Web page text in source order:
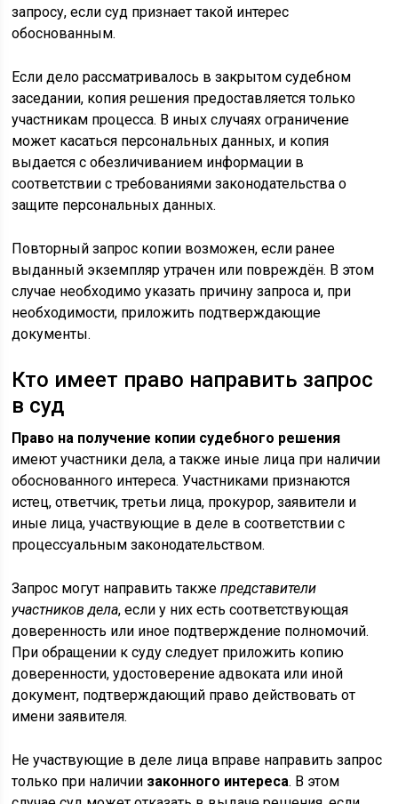
запросу, если суд признает такой интерес
обоснованным.
Если дело рассматривалось в закрытом судебном
заседании, копия решения предоставляется только
участникам процесса. В иных случаях ограничение
может касаться персональных данных, и копия
выдается с обезличиванием информации в
соответствии с требованиями законодательства о
защите персональных данных.
Повторный запрос копии возможен, если ранее
выданный экземпляр утрачен или повреждён. В этом
случае необходимо указать причину запроса и, при
необходимости, приложить подтверждающие
документы.
Кто имеет право направить запрос
в суд
Право на получение копии судебного решения
имеют участники дела, а также иные лица при наличии
обоснованного интереса. Участниками признаются
истец, ответчик, третьи лица, прокурор, заявители и
иные лица, участвующие в деле в соответствии с
процессуальным законодательством.
Запрос могут направить такжепредставители
участников дела, если у них есть соответствующая
доверенность или иное подтверждение полномочий.
При обращении к суду следует приложить копию
доверенности, удостоверение адвоката или иной
документ, подтверждающий право действовать от
имени заявителя.
Не участвующие в деле лица вправе направить запрос
только при наличии законного интереса. В этом